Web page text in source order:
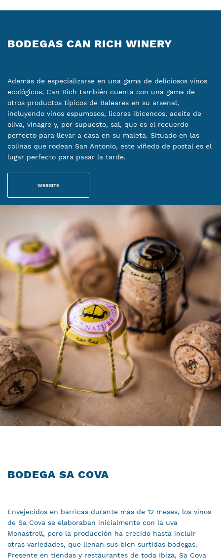
BODEGAS CAN RICH WINERY
Además de especializarse en una gama de deliciosos vinos
ecológicos, Can Rich también cuenta con una gama de
otros productos típicos de Baleares en su arsenal,
incluyendo vinos espumosos, licores ibicencos, aceite de
oliva, vinagre y, por supuesto, sal, que es el recuerdo
perfecto para llevar a casa en su maleta. Situado en las
colinas que rodean San Antonio, este viñedo de postal es el
lugar perfecto para pasar la tarde.
WEBSITE
BODEGA SA COVA
Envejecidos en barricas durante más de 12 meses, los vinos
de Sa Cova se elaboraban inicialmente con la uva
Monastrell, pero la producción ha crecido hasta incluir
otras variedades, que llenan sus bien surtidas bodegas.
Presente en tiendas y restaurantes de toda Ibiza, Sa Cova